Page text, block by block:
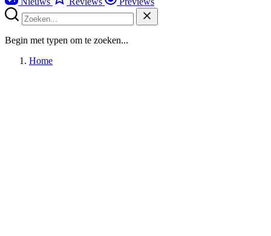
Begin met typen om te zoeken...
Home